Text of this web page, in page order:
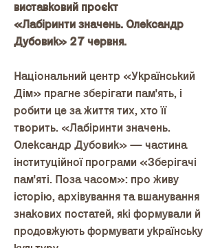
виставковий проєкт
«Лабіринти значень. Олександр
Дубовик» 27 червня.
Національний центр «Український
Дім» прагне зберігати пам'ять, і
робити це за життя тих, хто її
творить. «Лабіринти значень.
Олександр Дубовик» — частина
інституційної програми «Зберігачі
пам'яті. Поза часом»: про живу
історію, архівування та вшанування
знакових постатей, які формували й
продовжують формувати українську